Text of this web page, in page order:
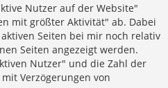
Nutzer auf der Website"
mit größter Aktivität" ab. Dabei
Seiten bei mir noch relativ
Seiten angezeigt werden.
Nutzer" und die Zahl der
Verzögerungen von